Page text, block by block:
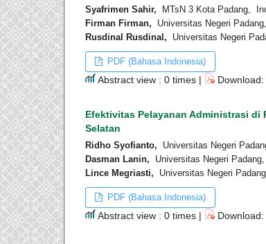
Syafrimen Sahir, MTsN 3 Kota Padang,
Firman Firman, Universitas Negeri
Rusdinal Rusdinal, Universitas Negeri
PDF (Bahasa Indonesia)
Abstract view : 0 times |
Efektivitas Pelayanan Administrasi di
Selatan
Ridho Syofianto, Universitas Negeri
Dasman Lanin, Universitas Negeri
Lince Megriasti, Universitas Negeri
PDF (Bahasa Indonesia)
Abstract view : 0 times |